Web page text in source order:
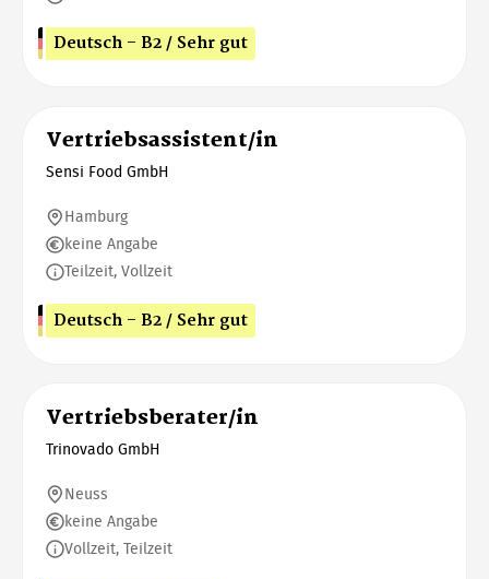
Deutsch - B2 / Sehr gut
Vertriebsassistent/in
Sensi Food GmbH
Hamburg
keine Angabe
Teilzeit, Vollzeit
Deutsch - B2 / Sehr gut
Vertriebsberater/in
Trinovado GmbH
Neuss
keine Angabe
Vollzeit, Teilzeit